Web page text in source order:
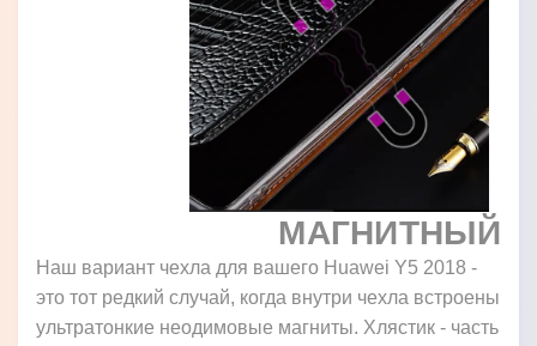
МАГНИТНЫЙ
Наш вариант чехла для вашего Huawei Y5 2018 -
это тот редкий случай, когда внутри чехла встроены
ультратонкие неодимовые магниты. Хлястик - часть